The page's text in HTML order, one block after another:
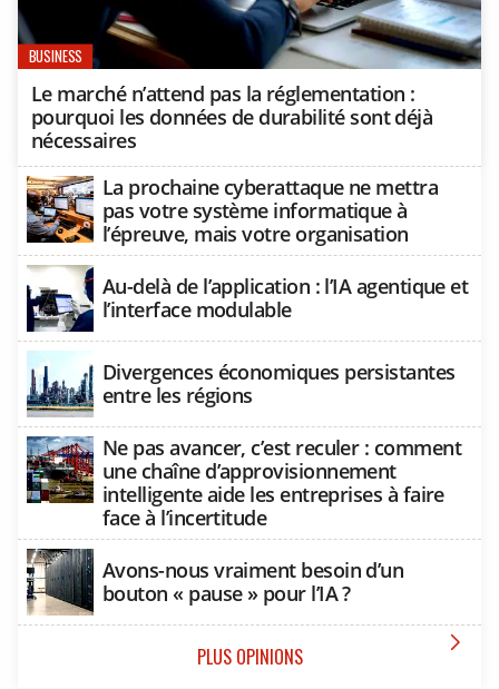
BUSINESS
Le marché n’attend pas la réglementation :
pourquoi les données de durabilité sont déjà
nécessaires
La prochaine cyberattaque ne mettra
pas votre système informatique à
l’épreuve, mais votre organisation
Au-delà de l’application : l’IA agentique et
l’interface modulable
Divergences économiques persistantes
entre les régions
Ne pas avancer, c’est reculer : comment
une chaîne d’approvisionnement
intelligente aide les entreprises à faire
face à l’incertitude
Avons-nous vraiment besoin d’un
bouton « pause » pour l’IA ?
PLUS OPINIONS 